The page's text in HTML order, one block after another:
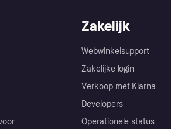
Zakelijk
Webwinkelsupport
Zakelijke login
Verkoop met Klarna
Developers
Operationele status